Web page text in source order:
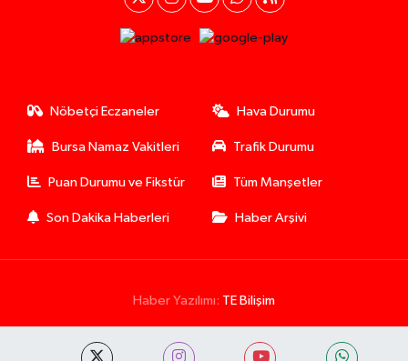
Nöbetçi Eczaneler Hava Durumu
Bursa Namaz Vakitleri Trafik Durumu
Puan Durumu ve Fikstür Tüm Manşetler
Son Dakika Haberleri Haber Arşivi
Haber Yazılımı: TE Bilişim